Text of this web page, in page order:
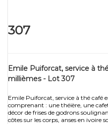
307
Emile Puiforcat, service à
millièmes - Lot 307
Emile Puiforcat, service à thé café
comprenant : une théière, une
décor de frises de godrons
côtes sur les corps, anses en ivoire